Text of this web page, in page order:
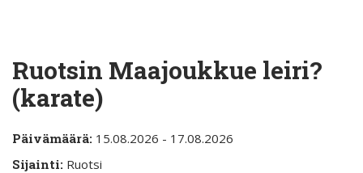
Ruotsin Maajoukkue leiri?
(karate)
Päivämäärä: 15.08.2026 - 17.08.2026
Sijainti: Ruotsi